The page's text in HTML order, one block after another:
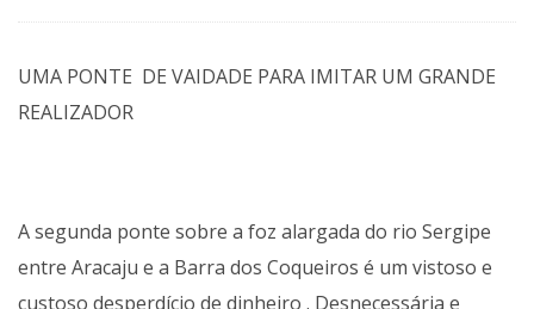
UMA PONTE DE VAIDADE PARA IMITAR UM GRANDE
REALIZADOR
A segunda ponte sobre a foz alargada do rio Sergipe
entre Aracaju e a Barra dos Coqueiros é um vistoso e
custoso desperdício de dinheiro . Desnecessária e